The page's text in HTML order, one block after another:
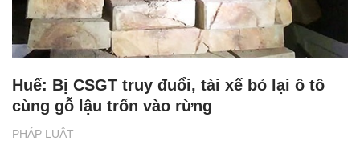
PHÁP LUẬT
Huế: Bị CSGT truy đuổi, tài xế bỏ lại ô tô
cùng gỗ lậu trốn vào rừng